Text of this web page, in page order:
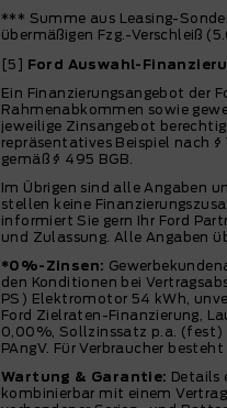
*** Summe aus Leasing-
übermäßigen Fzg.-Verschleiß
[5] Ford Auswahl-
Ein Finanzierungsangebot der
Rahmenabkommen sowie
jeweilige Zinsangebot
repräsentatives Beispiel nach §
gemäß § 495 BGB.
Im Übrigen sind alle Angaben
stellen keine
informiert Sie gern Ihr Ford
und Zulassung. Alle Angaben
*0%-Zinsen:
den Konditionen bei
PS) Elektromotor 54 kWh,
Ford Zielraten-Finanzierung,
0,00%, Sollzinssatz p.a. (fest)
PAngV. Für Verbraucher
Wartung & Garantie: Details
kombinierbar mit einem